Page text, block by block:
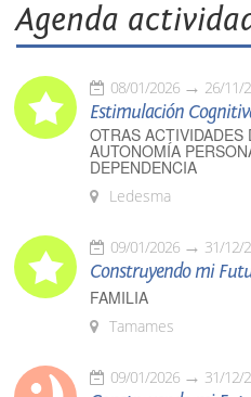
Agenda
08/01/2026 26/11/
Estimulación
OTRAS
AUTONOMÍA
DEPENDENCIA
Ledesma
09/01/2026 31/12/
Construyendo mi
FAMILIA
Tamames
09/01/2026 31/12/